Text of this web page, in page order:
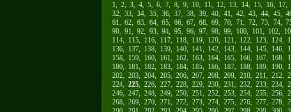
1, 2, 3, 4, 5, 6, 7, 8, 9, 10, 11, 12, 13, 14, 15, 16, 17,
32, 33, 34, 35, 36, 37, 38, 39, 40, 41, 42, 43, 44, 45,
61, 62, 63, 64, 65, 66, 67, 68, 69, 70, 71, 72, 73, 74,
90, 91, 92, 93, 94, 95, 96, 97, 98, 99, 100, 101, 102,
114, 115, 116, 117, 118, 119, 120, 121, 122, 123, 124,
136, 137, 138, 139, 140, 141, 142, 143, 144, 145, 146,
158, 159, 160, 161, 162, 163, 164, 165, 166, 167, 168,
180, 181, 182, 183, 184, 185, 186, 187, 188, 189, 190,
202, 203, 204, 205, 206, 207, 208, 209, 210, 211, 212,
224, 225, 226, 227, 228, 229, 230, 231, 232, 233, 234,
246, 247, 248, 249, 250, 251, 252, 253, 254, 255, 256,
268, 269, 270, 271, 272, 273, 274, 275, 276, 277, 278,